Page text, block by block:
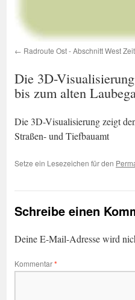
Radroute Ost - Abschnitt West
Die 3D-
bis zum alten
Die 3D-Visualisierung zeigt
Straßen- und Tiefbauamt
Setze ein Lesezeichen für den
Schreibe einen
Deine E-Mail-Adresse wird
Kommentar*